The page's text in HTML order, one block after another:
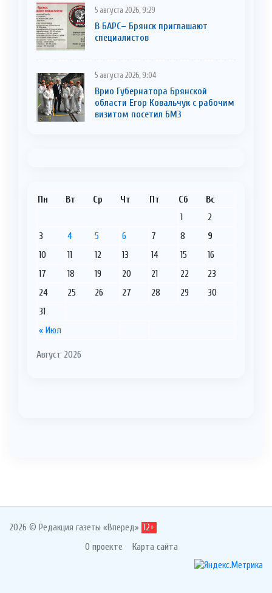
5 августа 2026, 9:29
В БАРС– Брянcк приглaшают
cпециaлистoв
5 августа 2026, 9:04
Врио Губернатора Брянской
области Егор Ковальчук с рабочим
визитом посетил БМЗ
Август 2026
Пн Вт Ср Чт Пт Сб Вс
« Июл
1
2
3
4 5 6 7 8
9
10
11 12 13 14 15
16
17
18 19 20 21 22
23
24
25 26 27 28 29
30
31
2026 © Редакция газеты «Вперед» 12+
О проекте Карта сайта